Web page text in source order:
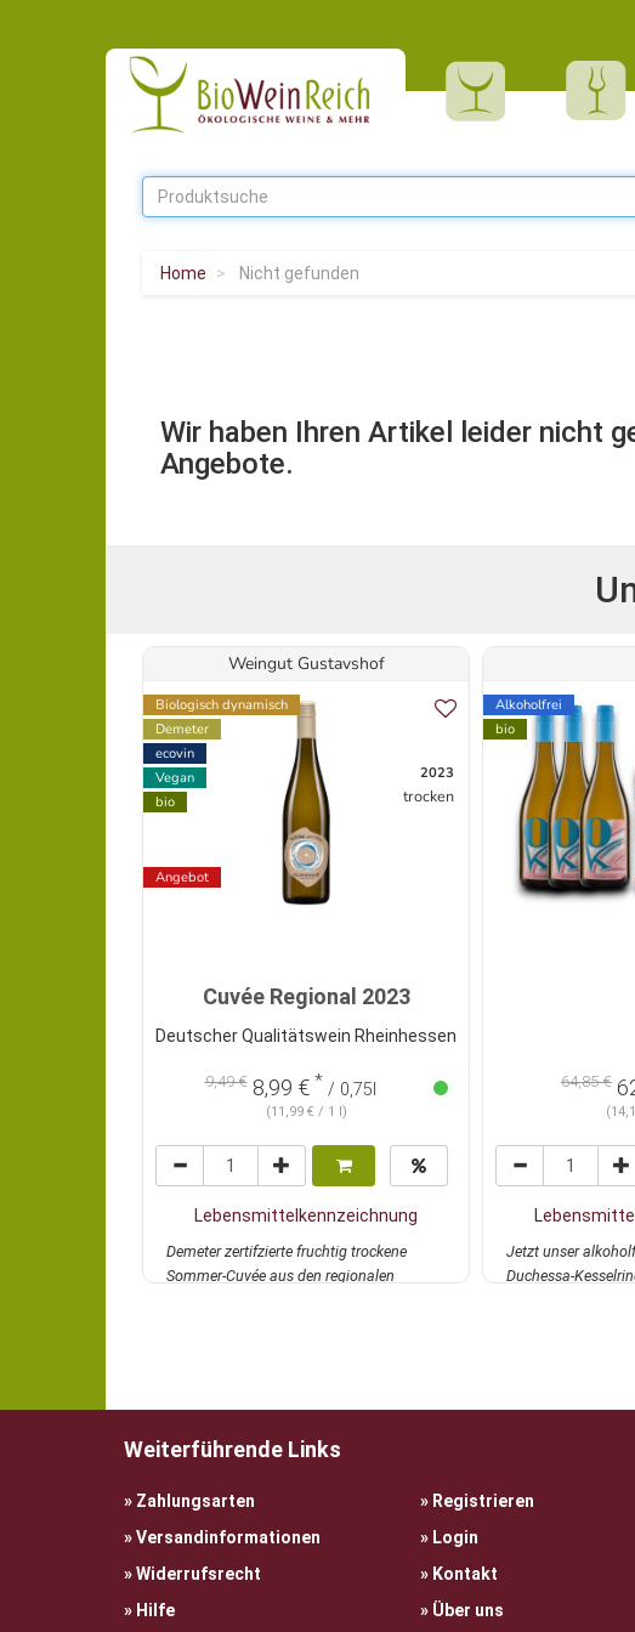
Home Nicht gefunden
Wir haben Ihren Artikel leider nicht
Angebote.
Weingut Gustavshof
Biologisch dynamisch
Demeter
ecovin
Vegan
bio
Angebot
2023
trocken
Cuvée Regional 2023
Deutscher Qualitätswein Rheinhessen
9,49 €8,99 € * / 0,75l
(11,99 € / 1 l)
Lebensmittelkennzeichnung
Demeter zertifzierte fruchtig trockene
Sommer-Cuvée aus den regionalen
Alkoholfrei
bio
64,85 €
Jetzt unser
Duchessa-
Weiterführende Links
Zahlungsarten
Versandinformationen
Widerrufsrecht
Hilfe
Registrieren
Login
Kontakt
Über uns